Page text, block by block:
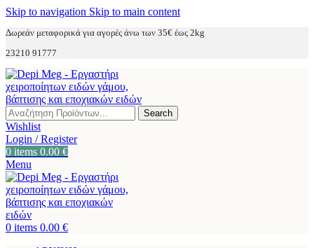
Skip to navigation Skip to main content
Δωρεάν μεταφορικά για αγορές άνω των 35€ έως 2kg
23210 91777
Search
Wishlist
Login / Register
0 items 0.00 €
Menu
0 items 0.00 €